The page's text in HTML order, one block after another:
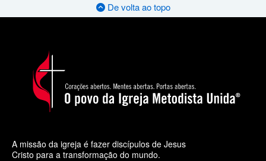
De volta ao topo
A missão da igreja é fazer discípulos de Jesus
Cristo para a transformação do mundo.